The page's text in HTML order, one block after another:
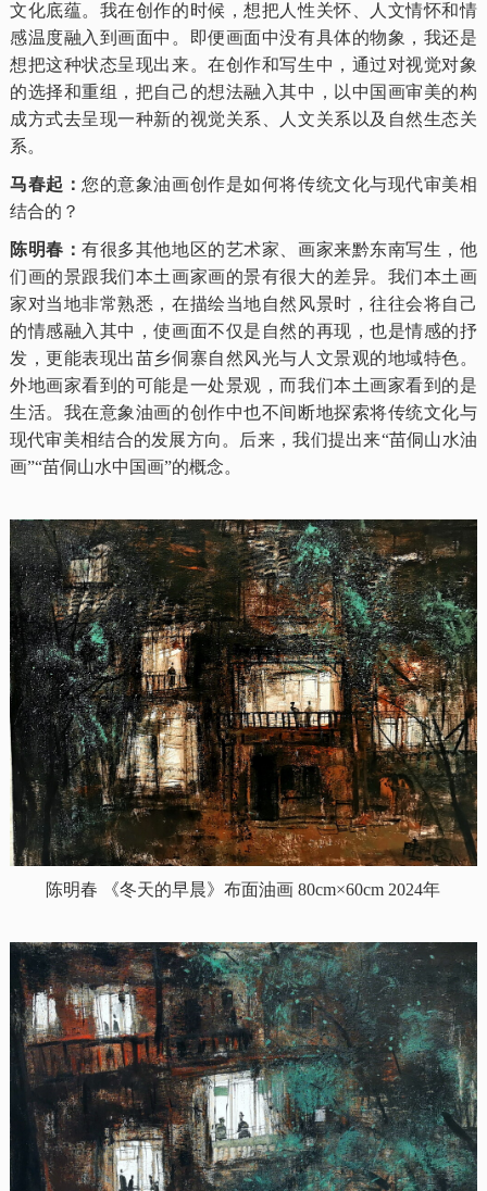
文化底蕴。我在创作的时候，想把人性关怀、人文情怀和情
感温度融入到画面中。即便画面中没有具体的物象，我还是
想把这种状态呈现出来。在创作和写生中，通过对视觉对象
的选择和重组，把自己的想法融入其中，以中国画审美的构
成方式去呈现一种新的视觉关系、人文关系以及自然生态关
系。
马春起：您的意象油画创作是如何将传统文化与现代审美相
结合的？
陈明春：有很多其他地区的艺术家、画家来黔东南写生，他
们画的景跟我们本土画家画的景有很大的差异。我们本土画
家对当地非常熟悉，在描绘当地自然风景时，往往会将自己
的情感融入其中，使画面不仅是自然的再现，也是情感的抒
发，更能表现出苗乡侗寨自然风光与人文景观的地域特色。
外地画家看到的可能是一处景观，而我们本土画家看到的是
生活。我在意象油画的创作中也不间断地探索将传统文化与
现代审美相结合的发展方向。后来，我们提出来“苗侗山水油
画”“苗侗山水中国画”的概念。
陈明春 《冬天的早晨》布面油画 80cm×60cm 2024年